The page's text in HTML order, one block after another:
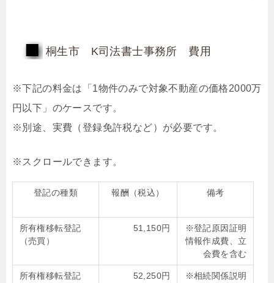
桐生市 K司法書士事務所 費用
※下記の料金は「1物件のみで対象不動産の価格2000万
円以下」のケースです。
※別途、実費（登録免許税など）が必要です。
登記の種類 報酬（税込） 備考
所有権移転登記
（売買）
51,150円
※登記原因証明
情報作成費、立
会費を含む
所有権移転登記
52,250円
※相続関係説明